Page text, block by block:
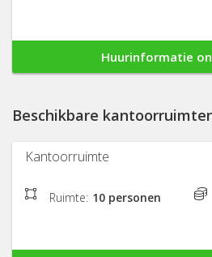
Huurinformatie
Beschikbare
Kantoorruimte
Ruimte: 10 personen